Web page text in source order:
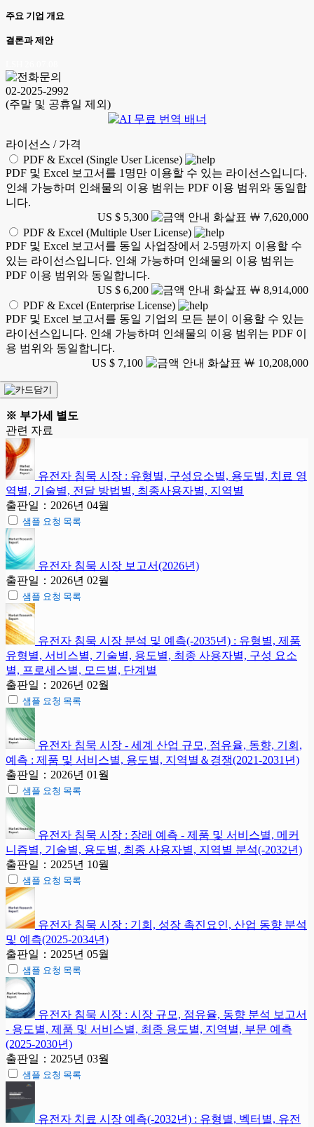
주요 기업 개요
결론과 제안
02-2025-2992
(주말 및 공휴일 제외)
라이선스 / 가격
PDF & Excel (Single User License)
PDF 및 Excel 보고서를 1명만 이용할 수 있는 라이선스입니다.
인쇄 가능하며 인쇄물의 이용 범위는 PDF 이용 범위와 동일합
니다.
US $ 5,300
￦ 7,620,000
PDF & Excel (Multiple User License)
PDF 및 Excel 보고서를 동일 사업장에서 2-5명까지 이용할 수
있는 라이선스입니다. 인쇄 가능하며 인쇄물의 이용 범위는
PDF 이용 범위와 동일합니다.
US $ 6,200
￦ 8,914,000
PDF & Excel (Enterprise License)
PDF 및 Excel 보고서를 동일 기업의 모든 분이 이용할 수 있는
라이선스입니다. 인쇄 가능하며 인쇄물의 이용 범위는 PDF 이
용 범위와 동일합니다.
US $ 7,100
￦ 10,208,000
※ 부가세 별도
관련 자료
유전자 침묵 시장 : 유형별, 구성요소별, 용도별, 치료 영
역별, 기술별, 전달 방법별, 최종사용자별, 지역별
출판일：2026년 04월
샘플 요청 목록
유전자 침묵 시장 보고서(2026년)
출판일：2026년 02월
샘플 요청 목록
유전자 침묵 시장 분석 및 예측(-2035년) : 유형별, 제품
유형별, 서비스별, 기술별, 용도별, 최종 사용자별, 구성 요소
별, 프로세스별, 모드별, 단계별
출판일：2026년 02월
샘플 요청 목록
유전자 침묵 시장 - 세계 산업 규모, 점유율, 동향, 기회,
예측 : 제품 및 서비스별, 용도별, 지역별＆경쟁(2021-2031년)
출판일：2026년 01월
샘플 요청 목록
유전자 침묵 시장 : 장래 예측 - 제품 및 서비스별, 메커
니즘별, 기술별, 용도별, 최종 사용자별, 지역별 분석(-2032년)
출판일：2025년 10월
샘플 요청 목록
유전자 침묵 시장 : 기회, 성장 촉진요인, 산업 동향 분석
및 예측(2025-2034년)
출판일：2025년 05월
샘플 요청 목록
유전자 침묵 시장 : 시장 규모, 점유율, 동향 분석 보고서
- 용도별, 제품 및 서비스별, 최종 용도별, 지역별, 부문 예측
(2025-2030년)
출판일：2025년 03월
샘플 요청 목록
유전자 치료 시장 예측(-2032년) : 유형별, 벡터별, 유전